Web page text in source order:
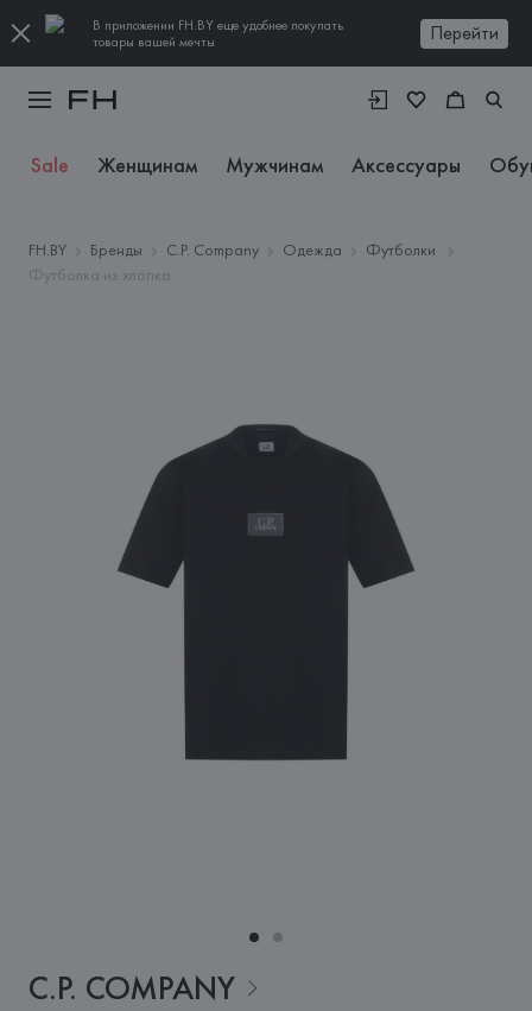
В приложении FH.BY еще удобнее покупать
товары вашей мечты
Перейти
Sale Женщинам Мужчинам Аксессуары
FH.BY Бренды C.P. Company Одежда
Футболки
Футболка из хлопка
C.P. COMPANY